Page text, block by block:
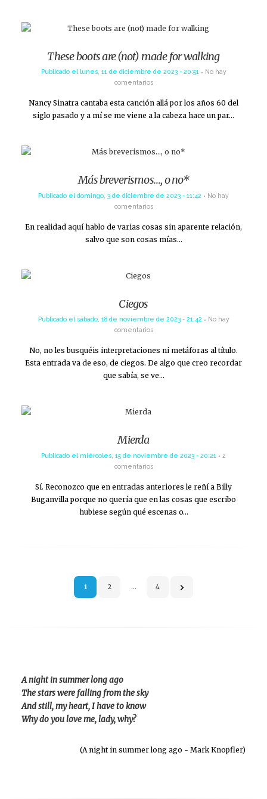
These boots are (not) made for walking
Publicado el lunes, 11 de diciembre de 2023 - 20:51
No hay
comentarios
Nancy Sinatra cantaba esta canción allá por los años 60 del
siglo pasado y a mí se me viene a la cabeza hace un par…
Más breverismos…, o no*
Publicado el domingo, 3 de diciembre de 2023 - 11:42
No hay
comentarios
En realidad aquí hablo de varias cosas sin aparente relación,
salvo que son cosas mías…
Ciegos
Publicado el sábado, 18 de noviembre de 2023 - 21:42
No hay
comentarios
No, no les busquéis interpretaciones ni metáforas al título.
Esta entrada va de eso, de ciegos. De algo que creo recordar
que sabía, se ve…
Mierda
Publicado el miércoles, 15 de noviembre de 2023 - 20:21
2
comentarios
Sí. Reconozco que en entradas anteriores le reñí a Billy
Buganvilla porque no quería que en las cosas que escribo
hubiese según qué escenas o…
Paginación1 2 … 4
A night in summer long ago
The stars were falling from the sky
And still, my heart, I have to know
Why do you love me, lady, why?
(A night in summer long ago - Mark Knopfler)